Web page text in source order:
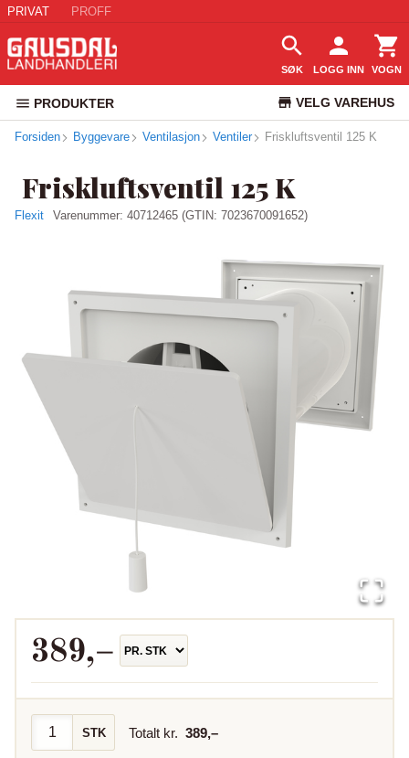
PRIVAT PROFF
SØK LOGG INN VOGN
PRODUKTER VELG VAREHUS
KUNDESERVICE
Forsiden Byggevare Ventilasjon Ventiler Friskluftsventil 125 K
Friskluftsventil 125 K
Flexit Varenummer: 40712465 (GTIN: 7023670091652)
389,–
STK Totalt kr. 389,–